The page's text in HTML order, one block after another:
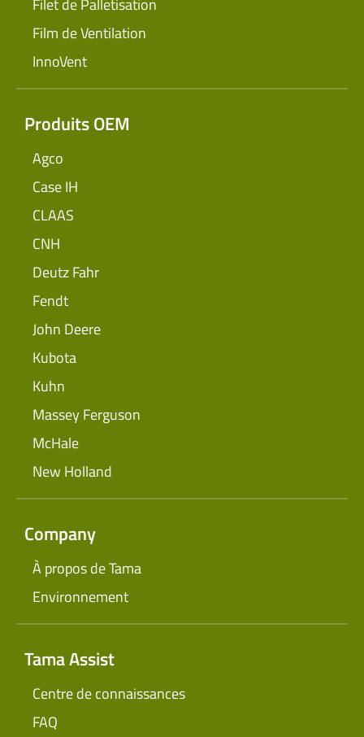
Filet de Palletisation
Film de Ventilation
InnoVent
Produits OEM
Agco
Case IH
CLAAS
CNH
Deutz Fahr
Fendt
John Deere
Kubota
Kuhn
Massey Ferguson
McHale
New Holland
Company
À propos de Tama
Environnement
Tama Assist
Centre de connaissances
FAQ